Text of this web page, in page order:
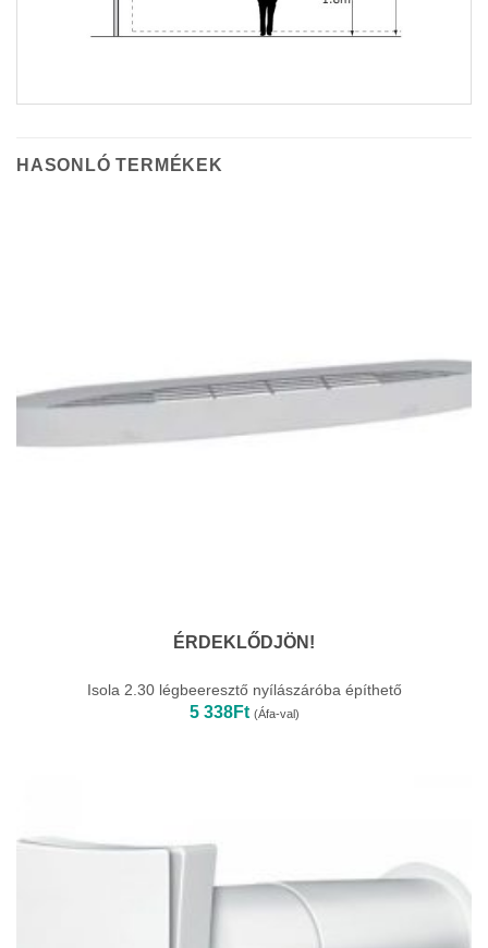
HASONLÓ TERMÉKEK
ÉRDEKLŐDJÖN!
Isola 2.30 légbeeresztő nyílászáróba építhető
5 338Ft (Áfa-val)